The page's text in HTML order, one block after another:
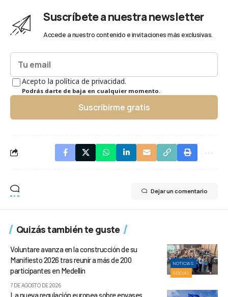
Suscríbete a nuestra newsletter
Accede a nuestro contenido e invitaciones más exclusivas.
Acepto la política de privacidad.
Podrás darte de baja en cualquier momento.
Suscribirme gratis
Dejar un comentario
Quizás también te guste
NOTICIAS
SOCIAL
Voluntare avanza en la construcción de su
Manifiesto 2026 tras reunir a más de 200
participantes en Medellín
7 DE AGOSTO DE 2026
La nueva regulación europea sobre envases